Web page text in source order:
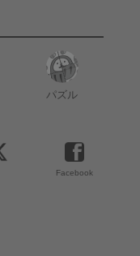
パズル
Facebook